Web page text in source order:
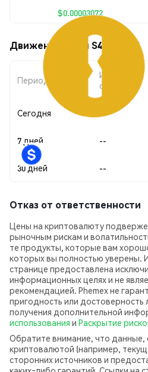
$0.00003072
Движения цены S4FE (S4F)
Период
Изменение
суммы
Сегодня --
7 дней --
30 дней --
Отказ от ответственности
Цены на криптовалюту
рыночным рискам и
те продукты, которые вам
которых вы полностью уверены.
странице предоставлена
информационных целях и не
рекомендацией. Phemex не
пригодность или
получения дополнительной
использования и Раскрытие
Обратите внимание, что данные,
криптовалютой (например,
сторонних источников и